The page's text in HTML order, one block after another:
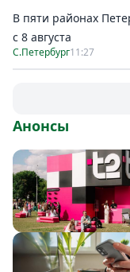
В пяти районах
с 8 августа
С.Петербург11:27
Анонсы